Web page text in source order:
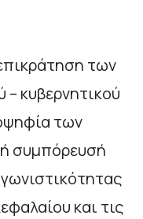
των
κυβερνητικού
των
συμπόρευσή
και τις